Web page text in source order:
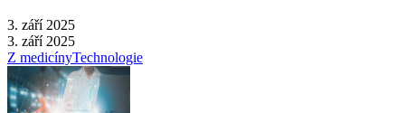
3. září 2025
3. září 2025
Z medicínyTechnologie